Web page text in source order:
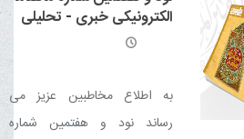
شیرازی برگزار می شود
الکترونیکی خبری - تحلیلی
به اطلاع مخاطبین عزیز می
رساند نود و هفتمین شماره